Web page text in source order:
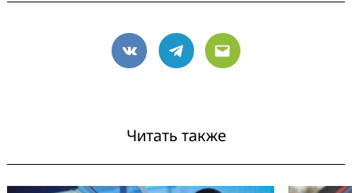
VK Telegram
Email
Читать также